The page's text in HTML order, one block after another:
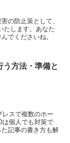
の防止策として、
たします。あなた
でくださいね。
う方法・準備と
スで複数のホー
は個人でも対策で
記事の書き方も解